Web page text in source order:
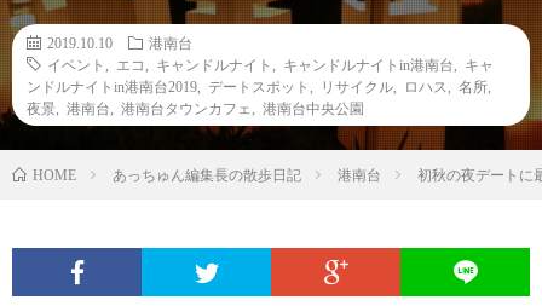
2019.10.10
港南台
イベント
エコ キャンドルナイト キャンドルナイトin港南台
キャ
ンドルナイトin港南台2019
デートスポット リサイクル ロハス 名所
夜景
港南台 港南台タウンカフェ 港南台中央公園
HOME あっちゅん編集長の散歩日記 港南台 初秋の夜デートに